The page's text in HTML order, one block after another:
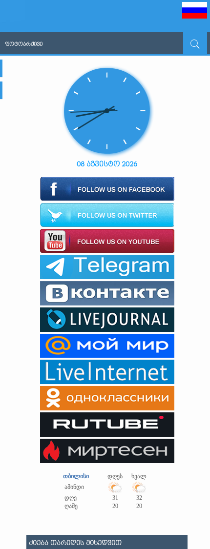
ᲤᲝᲢᲝᲐᲠᲥᲘᲕᲘ
08 აგვისტო 2026
თბილისი დღეს
ხვალ
ამინდი
დღე
31
32
ღამე
20 20
ᲫᲘᲔᲑᲐ ᲗᲐᲠᲘᲦᲘᲡ ᲛᲘᲮᲔᲓᲕᲘᲗ